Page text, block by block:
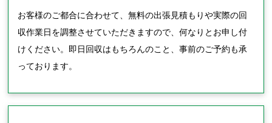
お客様のご都合に合わせて、無料の出張見積もりや実際の回
収作業日を調整させていただきますので、何なりとお申し付
けください。即日回収はもちろんのこと、事前のご予約も承
っております。